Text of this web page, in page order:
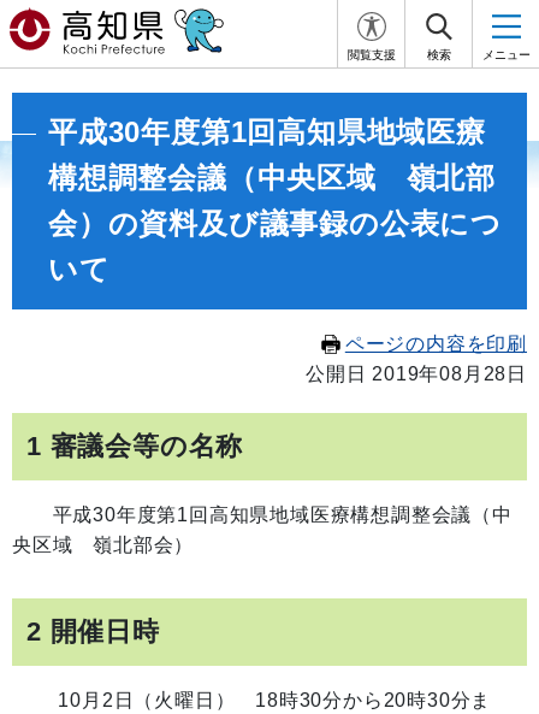
閲覧支援 検索 メニュー
平成30年度第1回高知県地域医療
構想調整会議（中央区域 嶺北部
会）の資料及び議事録の公表につ
いて
ページの内容を印刷
公開日 2019年08月28日
1 審議会等の名称
平成30年度第1回高知県地域医療構想調整会議（中
央区域 嶺北部会）
2 開催日時
10月2日（火曜日） 18時30分から20時30分ま